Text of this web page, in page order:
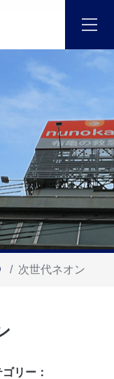
次世代ネオン
リー：